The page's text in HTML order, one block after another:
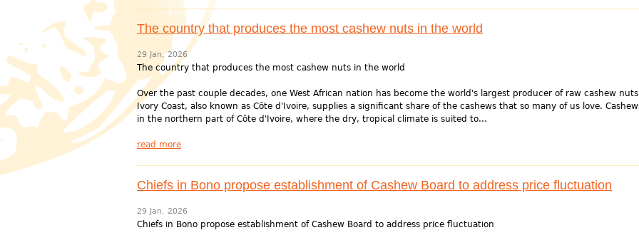
The country that produces the most cashew nuts in the world
29 Jan, 2026
The country that produces the most cashew nuts in the world
Over the past couple decades, one West African nation has become the world's largest producer of raw cashew
Ivory Coast, also known as Côte d'Ivoire, supplies a significant share of the cashews that so many of us love.
in the northern part of Côte d'Ivoire, where the dry, tropical climate is suited to...
read more
Chiefs in Bono propose establishment of Cashew Board to address price fluctuation
29 Jan, 2026
Chiefs in Bono propose establishment of Cashew Board to address price fluctuation